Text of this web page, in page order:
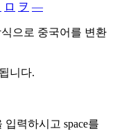
ロ ヲ ―
으로 중국어를 변환
니다.
입력하시고 space를